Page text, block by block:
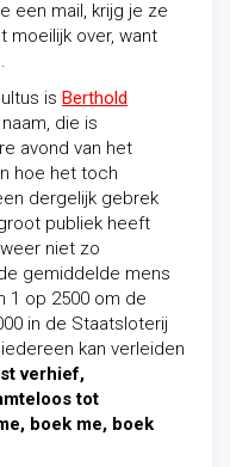
een mail, krijg je ze
moeilijk over, want
is Berthold
die is
avond van het
hoe het toch
dergelijk gebrek
publiek heeft
niet zo
gemiddelde mens
1 op 2500 om de
in de Staatsloterij
kan verleiden
verhief,
tot
boek me, boek